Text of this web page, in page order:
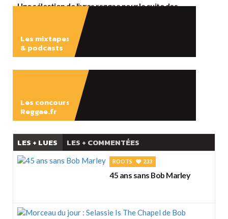
Une sélection de livres reggae pour la suite des
Les mixtapes
& podcasts
Les concours
Reggae.fr
LES + LUES LES + COMMENTÉES
ROOTS 233
45 ans sans Bob Marley